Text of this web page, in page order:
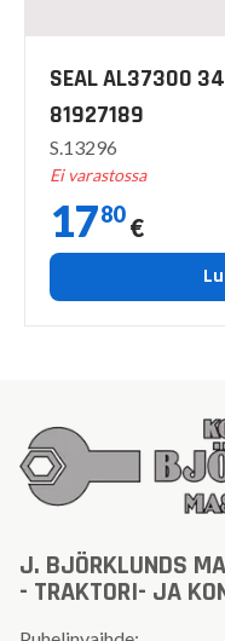
SEAL AL37300
81927189
S.13296
Ei varastossa
1780 €
J. BJÖRKLUNDS
- TRAKTORI- JA